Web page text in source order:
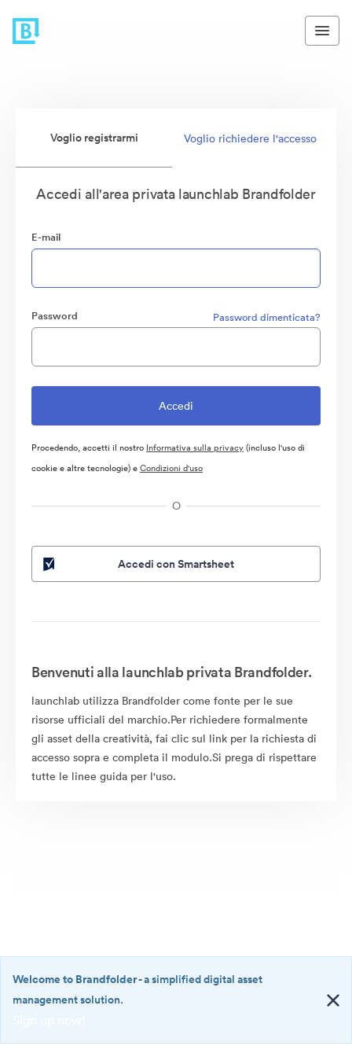
Voglio registrarmi Voglio richiedere l'accesso
Accedi all'area privata launchlab Brandfolder
E-mail
Password Password dimenticata?
Procedendo, accetti il nostro Informativa sulla privacy(incluso l'uso di
cookie e altre tecnologie) eCondizioni d'uso
O
Accedi con Smartsheet
Benvenuti alla launchlab privata Brandfolder.
launchlab utilizza Brandfolder come fonte per le sue
risorse ufficiali del marchio.Per richiedere formalmente
gli asset della creatività, fai clic sul link per la richiesta di
accesso sopra e completa il modulo.Si prega di rispettare
tutte le linee guida per l'uso.
·
Welcome to Brandfolder- a simplified digital asset
management solution.